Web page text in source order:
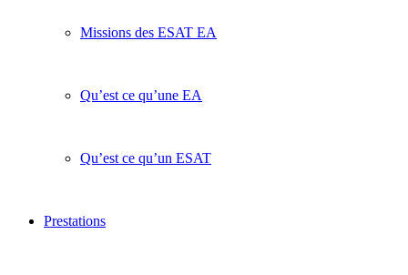
Missions des ESAT EA
Qu’est ce qu’une EA
Qu’est ce qu’un ESAT
Prestations